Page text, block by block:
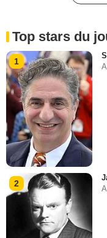
Top stars du
1
2